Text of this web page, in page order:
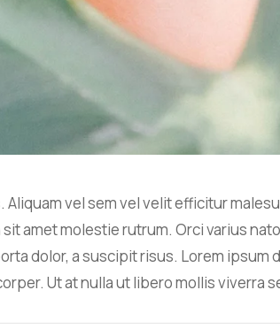
vel sem vel velit efficitur
amet molestie rutrum. Orci varius
dolor, a suscipit risus. Lorem ipsum
Ut at nulla ut libero mollis viverra